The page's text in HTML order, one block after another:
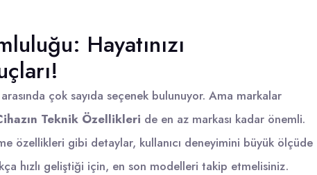
Hayatınızı
çok sayıda seçenek bulunuyor. Ama markalar
Teknik Özellikleri de en az markası kadar önemli.
özellikleri gibi detaylar, kullanıcı deneyimini büyük ölçüde
hızlı geliştiği için, en son modelleri takip etmelisiniz.